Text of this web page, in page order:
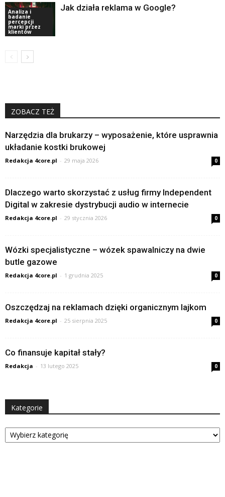
Analiza i
badanie
percepcji
marki przez
klientów
Jak działa reklama w Google?
ZOBACZ TEŻ
Narzędzia dla brukarzy – wyposażenie, które usprawnia
układanie kostki brukowej
Redakcja 4core.pl - 29 maja 2026 0
Dlaczego warto skorzystać z usług firmy Independent
Digital w zakresie dystrybucji audio w internecie
Redakcja 4core.pl - 29 stycznia 2026 0
Wózki specjalistyczne – wózek spawalniczy na dwie
butle gazowe
Redakcja 4core.pl - 1 grudnia 2025 0
Oszczędzaj na reklamach dzięki organicznym lajkom
Redakcja 4core.pl - 25 sierpnia 2025 0
Co finansuje kapitał stały?
Redakcja - 13 lutego 2025 0
Kategorie
Kategorie